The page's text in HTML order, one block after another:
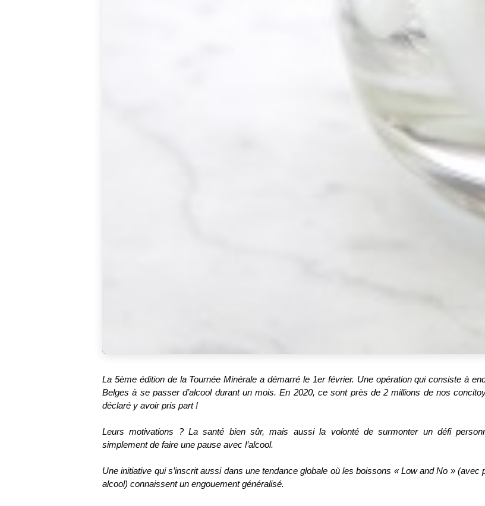
La 5ème édition de la Tournée Minérale a démarré le 1er février. Une opération qui consiste à
Belges à se passer d’alcool durant un mois. En 2020, ce sont près de 2 millions de nos
déclaré y avoir pris part !
Leurs motivations ? La santé bien sûr, mais aussi la volonté de surmonter un défi
simplement de faire une pause avec l’alcool.
Une initiative qui s’inscrit aussi dans une tendance globale où les boissons « Low and No » (avec
alcool) connaissent un engouement généralisé.